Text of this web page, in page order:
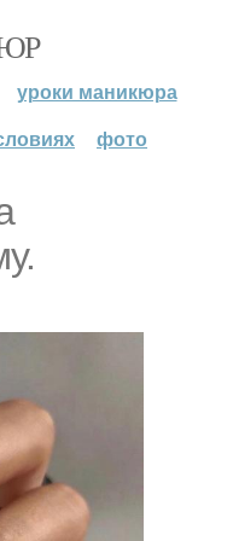
уроки маникюра
фото